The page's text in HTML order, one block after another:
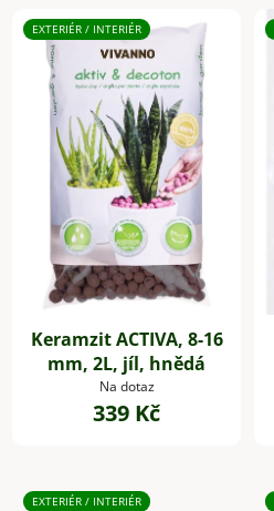
EXTERIÉR / INTERIÉR
Keramzit ACTIVA, 8-16
mm, 2L, jíl, hnědá
Na dotaz
339 Kč
EXTERIÉR / INTERIÉR